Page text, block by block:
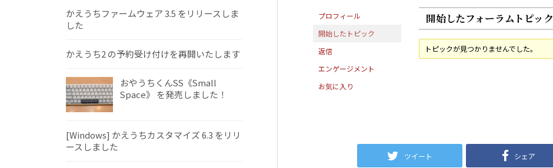
プロフィール
開始したトピック
返信
エンゲージメント
お気に入り
開始したフォーラムトピック
トピックが見つかりませんでした。
ツイート シェア
かえうちファームウェア 3.5 をリリースしま
した
かえうち2 の予約受け付けを再開いたします
おやうちくんSS《Small
Space》 を発売しました！
[Windows] かえうちカスタマイズ 6.3 をリリ
ースしました